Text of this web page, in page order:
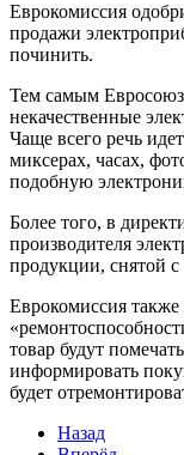
Еврокомиссия
продажи
починить.
Тем самым Евросоюз
некачественные
Чаще всего речь
миксерах, часах,
подобную
Более того, в
производителя
продукции, снятой с
Еврокомиссия
товар будут
информировать
будет
Назад